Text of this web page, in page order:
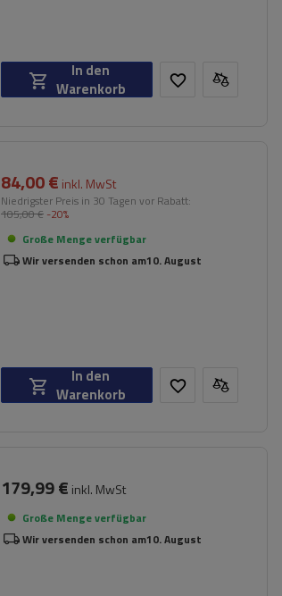
In den
Warenkorb
84,00 € inkl. MwSt
Niedrigster Preis in 30 Tagen vor Rabatt:
105,00 € -20%
Große Menge verfügbar
Wir versenden schon am10. August
In den
Warenkorb
179,99 € inkl. MwSt
Große Menge verfügbar
Wir versenden schon am10. August